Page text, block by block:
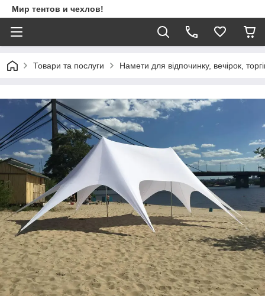
Мир тентов и чехлов!
Товари та послуги Намети для відпочинку, вечірок,